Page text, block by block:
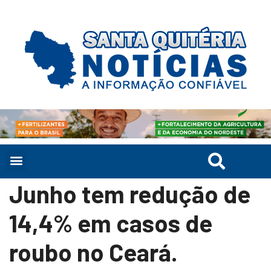
Junho tem redução de
14,4% em casos de
roubo no Ceará.